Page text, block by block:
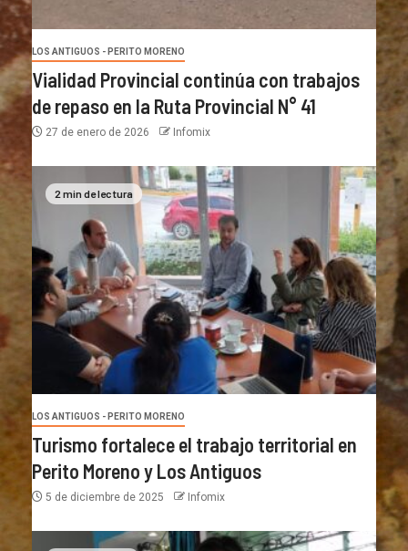
LOS ANTIGUOS - PERITO MORENO
Vialidad Provincial continúa con trabajos
de repaso en la Ruta Provincial N° 41
27 de enero de 2026 Infomix
2 min de lectura
LOS ANTIGUOS - PERITO MORENO
Turismo fortalece el trabajo territorial en
Perito Moreno y Los Antiguos
5 de diciembre de 2025 Infomix